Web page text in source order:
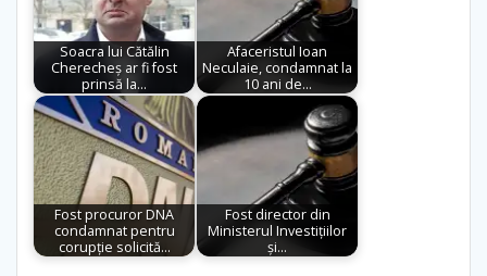
Soacra lui Cătălin
Cherecheș ar fi fost
prinsă la…
Afaceristul Ioan
Neculaie, condamnat la
10 ani de…
Fost procuror DNA
condamnat pentru
corupție solicită…
Fost director din
Ministerul Investițiilor
și…